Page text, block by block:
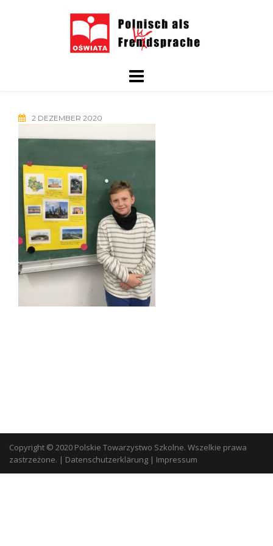
2 DEZEMBER 2020
Copyright © 2020 Polskie Towarzystwo Szkolne. Wszelkie prawa
zastrzeżone. | Datenschutzerklärung | Impressum